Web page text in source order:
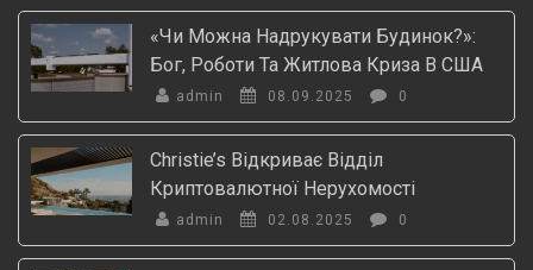
«Чи Можна Надрукувати Будинок?»:
Бог, Роботи Та Житлова Криза В США
admin 08.09.2025 0
Christie’s Відкриває Відділ
Криптовалютної Нерухомості
admin 02.08.2025 0